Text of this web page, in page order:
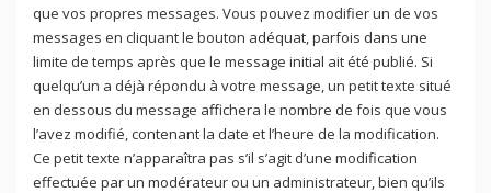
que vos propres messages. Vous pouvez modifier un de vos
messages en cliquant le bouton adéquat, parfois dans une
limite de temps après que le message initial ait été publié. Si
quelqu’un a déjà répondu à votre message, un petit texte situé
en dessous du message affichera le nombre de fois que vous
l’avez modifié, contenant la date et l’heure de la modification.
Ce petit texte n’apparaîtra pas s’il s’agit d’une modification
effectuée par un modérateur ou un administrateur, bien qu’ils